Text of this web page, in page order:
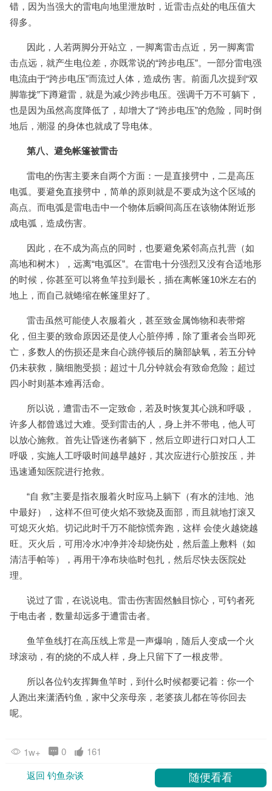
错，因为当强大的雷电向地里泄放时，近雷击点处的电压值大
得多。
因此，人若两脚分开站立，一脚离雷击点近，另一脚离雷
击点远，就产生电位差，亦既常说的“跨步电压”。一部分雷电强
电流由于“跨步电压”而流过人体，造成伤 害。前面几次提到“双
脚靠拢”下蹲避雷，就是为减少跨步电压。强调千万不可躺下，
也是因为虽然高度降低了，却增大了“跨步电压”的危险，同时倒
地后，潮湿 的身体也就成了导电体。
第八、避免帐篷被雷击
雷电的伤害主要来自两个方面：一是直接劈中，二是高压
电弧。要避免直接劈中，简单的原则就是不要成为这个区域的
高点。而电弧是雷电击中一个物体后瞬间高压在该物体附近形
成电弧，造成伤害。
因此，在不成为高点的同时，也要避免紧邻高点扎营（如
高地和树木），远离“电弧区”。在雷电十分强烈又没有合适地形
的时候，你甚至可以将鱼竿拉到最长，插在离帐篷10米左右的
地上，而自己就蜷缩在帐篷里好了。
雷击虽然可能使人衣服着火，甚至致金属饰物和表带熔
化，但主要的致命原因还是使人心脏停搏，除了重者会当即死
亡，多数人的伤损还是来自心跳停顿后的脑部缺氧，若五分钟
仍未获救，脑细胞受损；超过十几分钟就会有致命危险；超过
四小时则基本难再活命。
所以说，遭雷击不一定致命，若及时恢复其心跳和呼吸，
许多人都曾逃过大难。受到雷击的人，身上并不带电，他人可
以放心施救。首先让昏迷伤者躺下，然后立即进行口对口人工
呼吸，实施人工呼吸时间越早越好，其次应进行心脏按压，并
迅速通知医院进行抢救。
“自 救”主要是指衣服着火时应马上躺下（有水的洼地、池
中最好），这样不但可使火焰不致烧及面部，而且就地打滚又
可熄灭火焰。切记此时千万不能惊慌奔跑，这样 会使火越烧越
旺。灭火后，可用冷水冲净并冷却烧伤处，然后盖上敷料（如
清洁手帕等），再用干净布块临时包扎，然后尽快去医院处
理。
说过了雷，在说说电。雷击伤害固然触目惊心，可钓者死
于电击者，数量却远多于遭雷击者。
鱼竿鱼线打在高压线上常是一声爆响，随后人变成一个火
球滚动，有的烧的不成人样，身上只留下了一根皮带。
所以各位钓友挥舞鱼竿时，到什么时候都要记着：你一个
人跑出来潇洒钓鱼，家中父亲母亲，老婆孩儿都在等你回去
呢。
1w+ 0
161
返回 钓鱼杂谈